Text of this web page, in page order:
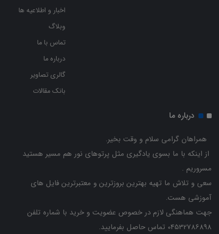
اخبار و اطلاعیه ها
وبلاگ
تماس با ما
درباره ما
گالری تصاویر
بانک مقالات
درباره ما
همراهان گرامی سلام و وقت بخیر.
از اینکه با ما بسوی یادگیری مثل پرتوهای نور هم مسیر هستید
مسروریم .
سعی و تلاش ما تهیه بهترین بروزترین و معتبرترین فایل های
آموزشی هست.
جهت هماهنگی لازم در خصوص عضویت و خرید با شماره تلفن
04532786898 تماس حاصل بفرمایید.